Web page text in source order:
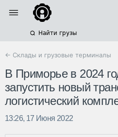
Найти грузы
← Склады и грузовые терминалы
В Приморье в 2024
запустить новый
логистический
13:26, 17 Июня 2022